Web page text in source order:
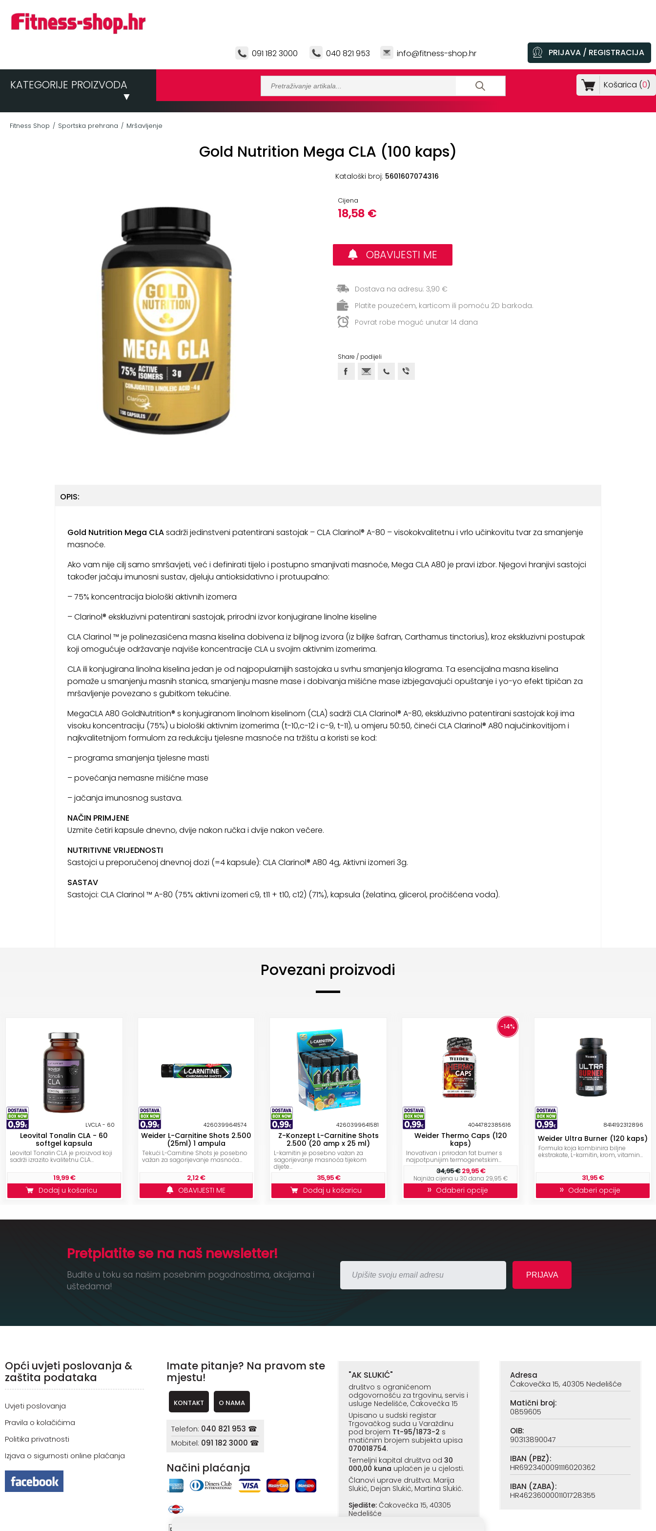
091 182 3000 040 821 953 info@fitness-shop.hr PRIJAVA / REGISTRACIJA
KATEGORIJE PROIZVODA
▼
Košarica (0)
Fitness Shop / Sportska prehrana / Mršavljenje
Gold Nutrition Mega CLA (100 kaps)
Kataloški broj: 5601607074316
Cijena
18,58 €
OBAVIJESTI ME
Dostava na adresu: 3,90 €
Platite pouzećem, karticom ili pomoću 2D barkoda.
Povrat robe moguć unutar 14 dana
Share / podijeli
OPIS:
Gold Nutrition Mega CLAsadrži jedinstveni patentirani sastojak – CLA Clarinol® A-80 – visokokvalitetnu i vrlo učinkovitu tvar za smanjenje
masnoće.
Ako vam nije cilj samo smršavjeti, već i definirati tijelo i postupno smanjivati masnoće, Mega CLA A80 je pravi izbor. Njegovi hranjivi sastojci
također jačaju imunosni sustav, djeluju antioksidativno i protuupalno:
– 75% koncentracija biološki aktivnih izomera
– Clarinol® ekskluzivni patentirani sastojak, prirodni izvor konjugirane linolne kiseline
CLA Clarinol ™ je polinezasićena masna kiselina dobivena iz biljnog izvora (iz biljke šafran, Carthamus tinctorius), kroz ekskluzivni postupak
koji omogućuje održavanje najviše koncentracije CLA u svojim aktivnim izomerima.
CLA ili konjugirana linolna kiselina jedan je od najpopularnijih sastojaka u svrhu smanjenja kilograma. Ta esencijalna masna kiselina
pomaže u smanjenju masnih stanica, smanjenju masne mase i dobivanja mišićne mase izbjegavajući opuštanje i yo-yo efekt tipičan za
mršavljenje povezano s gubitkom tekućine.
MegaCLA A80 GoldNutrition® s konjugiranom linolnom kiselinom (CLA) sadrži CLA Clarinol® A-80, ekskluzivno patentirani sastojak koji ima
visoku koncentraciju (75%) u biološki aktivnim izomerima (t-10,c-12 i c-9, t-11), u omjeru 50:50, čineći CLA Clarinol® A80 najučinkovitijom i
najkvalitetnijom formulom za redukciju tjelesne masnoće na tržištu a koristi se kod:
– programa smanjenja tjelesne masti
– povećanja nemasne mišićne mase
– jačanja imunosnog sustava.
NAČIN PRIMJENE
Uzmite četiri kapsule dnevno, dvije nakon ručka i dvije nakon večere.
NUTRITIVNE VRIJEDNOSTI
Sastojci u preporučenoj dnevnoj dozi (=4 kapsule): CLA Clarinol® A80 4g, Aktivni izomeri 3g.
SASTAV
Sastojci: CLA Clarinol ™ A-80 (75% aktivni izomeri c9, t11 + t10, c12) (71%), kapsula (želatina, glicerol, pročišćena voda).
Povezani proizvodi
LVCLA - 60
Leovital Tonalin CLA - 60
softgel kapsula
Leovital Tonalin CLA je proizvod koji
sadrži izrazito kvalitetnu CLA...
19,99 €
Dodaj u košaricu
4260399641574
Weider L-Carnitine Shots 2.500
(25ml) 1 ampula
Tekući L-Carnitine Shots je posebno
važan za sagorijevanje masnoća...
2,12 €
OBAVIJESTI ME
4260399641581
Z-Konzept L-Carnitine Shots
2.500 (20 amp x 25 ml)
L-karnitin je posebno važan za
sagorijevanje masnoća tijekom
dijete...
35,95 €
Dodaj u košaricu
-14%
4044782385616
Weider Thermo Caps (120
kaps)
Inovativan i prirodan fat burner s
najpotpunijim termogenetskim...
34,95 €29,95 €
Najniža cijena u 30 dana 29,95 €
» Odaberi opcije
8414192312896
Weider Ultra Burner (120 kaps)
Formula koja kombinira biljne
ekstrakate, L-karnitin, krom, vitamin...
31,95 €
» Odaberi opcije
Pretplatite se na naš newsletter!
Budite u toku sa našim posebnim pogodnostima, akcijama i
uštedama!
Opći uvjeti poslovanja &
zaštita podataka
Uvjeti poslovanja
Pravila o kolačićima
Politika privatnosti
Izjava o sigurnosti online plaćanja
Imate pitanje? Na pravom ste
mjestu!
KONTAKT O NAMA
Telefon: 040 821 953 ☎
Mobitel: 091 182 3000 ☎
Načini plaćanja
"AK SLUKIĆ"
društvo s ograničenom
odgovornošću za trgovinu, servis i
usluge Nedelišće, Čakovečka 15
Upisano u sudski registar
Trgovačkog suda u Varaždinu
pod brojem Tt-95/1873-2 s
matičnim brojem subjekta upisa
070018754.
Temeljni kapital društva od 30
000,00 kuna uplaćen je u cjelosti.
Članovi uprave društva: Marija
Slukić, Dejan Slukić, Martina Slukić.
Sjedište: Čakovečka 15, 40305
Nedelišće
Adresa
Čakovečka 15, 40305 Nedelišće
Matični broj:
0859605
OIB:
90313890047
IBAN (PBZ):
HR6923400091116020362
IBAN (ZABA):
HR4623600001101728355